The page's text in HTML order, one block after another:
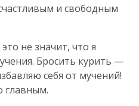
и свободным
не значит, что я
Бросить курить —
себя от мучений!
главным.